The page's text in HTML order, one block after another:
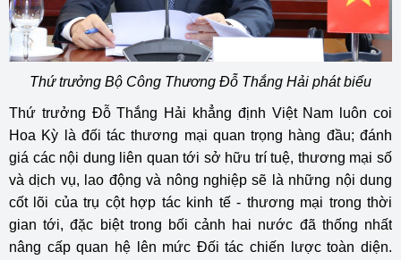
Thứ trưởng Bộ Công Thương Đỗ Thắng Hải phát biểu
Thứ trưởng Đỗ Thắng Hải khẳng định Việt Nam luôn coi
Hoa Kỳ là đối tác thương mại quan trọng hàng đầu; đánh
giá các nội dung liên quan tới sở hữu trí tuệ, thương mại số
và dịch vụ, lao động và nông nghiệp sẽ là những nội dung
cốt lõi của trụ cột hợp tác kinh tế - thương mại trong thời
gian tới, đặc biệt trong bối cảnh hai nước đã thống nhất
nâng cấp quan hệ lên mức Đối tác chiến lược toàn diện.